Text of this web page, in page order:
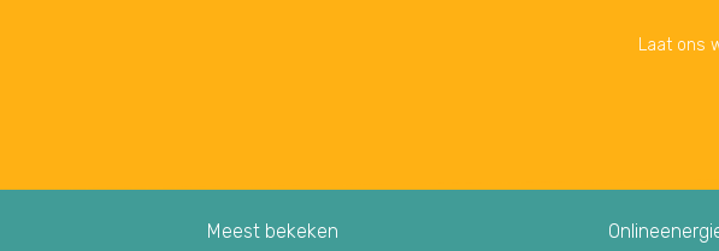
Laat ons
Meest bekeken